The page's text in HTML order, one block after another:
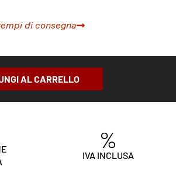
di consegna
AL CARRELLO
IVA INCLUSA